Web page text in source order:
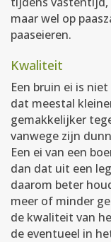
maar wel op
paaseieren.
Kwaliteit
Een bruin ei is
dat meestal
gemakkelijker
vanwege zijn
Een ei van een
dan dat uit een
daarom beter
meer of minder
de kwaliteit van
de eventueel in